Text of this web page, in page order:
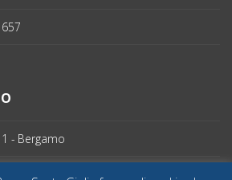
- Bergamo
82